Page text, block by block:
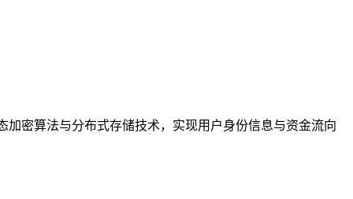
密算法与分布式存储技术，实现用户身份信息与资金流向